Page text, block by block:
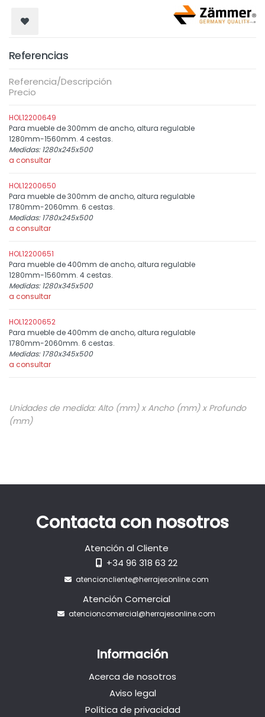
Referencias
Referencia/Descripción
Precio
HOL12200649
Para mueble de 300mm de ancho, altura regulable
1280mm-1560mm. 4 cestas.
Medidas: 1280x245x500
a consultar
HOL12200650
Para mueble de 300mm de ancho, altura regulable
1780mm-2060mm. 6 cestas.
Medidas: 1780x245x500
a consultar
HOL12200651
Para mueble de 400mm de ancho, altura regulable
1280mm-1560mm. 4 cestas.
Medidas: 1280x345x500
a consultar
HOL12200652
Para mueble de 400mm de ancho, altura regulable
1780mm-2060mm. 6 cestas.
Medidas: 1780x345x500
a consultar
Unidades de medida: Alto (mm) x Ancho (mm) x Profundo
(mm)
Contacta con nosotros
Atención al Cliente
+34 96 318 63 22
atencioncliente@herrajesonline.com
Atención Comercial
atencioncomercial@herrajesonline.com
Información
Acerca de nosotros
Aviso legal
Política de privacidad